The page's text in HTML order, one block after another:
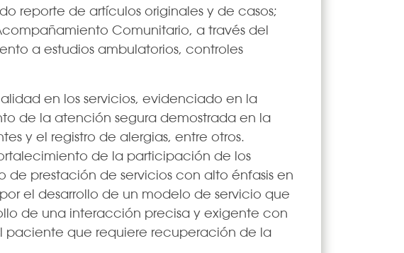
reporte de artículos originales y de casos;
Comunitario, a través del
a estudios ambulatorios, controles
en los servicios, evidenciado en la
de la atención segura demostrada en la
y el registro de alergias, entre otros.
de la participación de los
de prestación de servicios con alto énfasis en
el desarrollo de un modelo de servicio que
de una interacción precisa y exigente con
paciente que requiere recuperación de la